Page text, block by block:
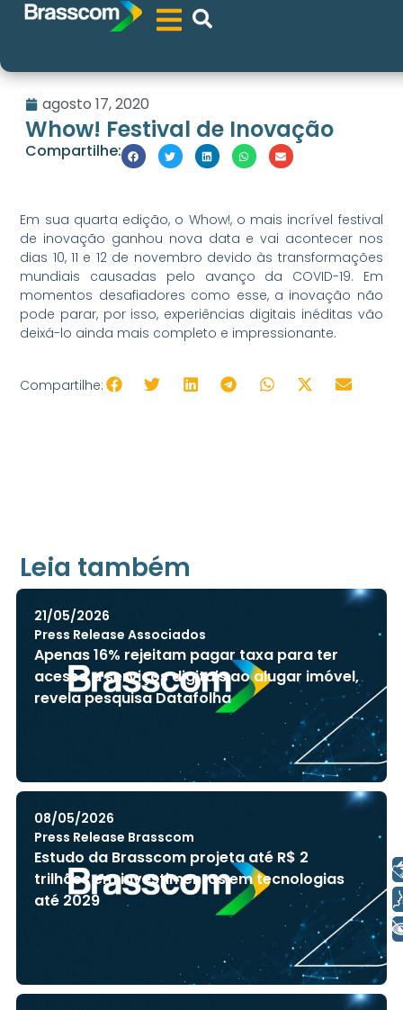
agosto 17, 2020
Whow! Festival de Inovação
Compartilhe:
Em sua quarta edição, o Whow!, o mais incrível festival
de inovação ganhou nova data e vai acontecer nos
dias 10, 11 e 12 de novembro devido às transformações
mundiais causadas pelo avanço da COVID-19. Em
momentos desafiadores como esse, a inovação não
pode parar, por isso, experiências digitais inéditas vão
deixá-lo ainda mais completo e impressionante.
Compartilhe:
Leia também
21/05/2026
Press Release Associados
Apenas 16% rejeitam pagar taxa para ter
acesso a serviços digitais ao alugar imóvel,
revela pesquisa Datafolha
08/05/2026
Press Release Brasscom
Estudo da Brasscom projeta até R$ 2
trilhões em investimentos em tecnologias
até 2029
Libras
Voz
+ Acessibilidade